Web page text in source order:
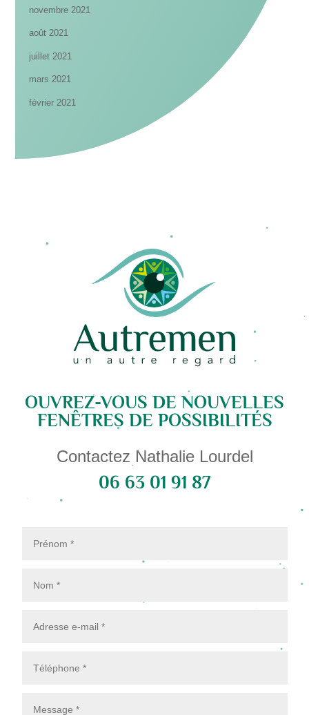
novembre 2021
août 2021
juillet 2021
mars 2021
février 2021
OUVREZ-VOUS DE NOUVELLES
FENÊTRES DE POSSIBILITÉS
Contactez Nathalie Lourdel
06 63 01 91 87